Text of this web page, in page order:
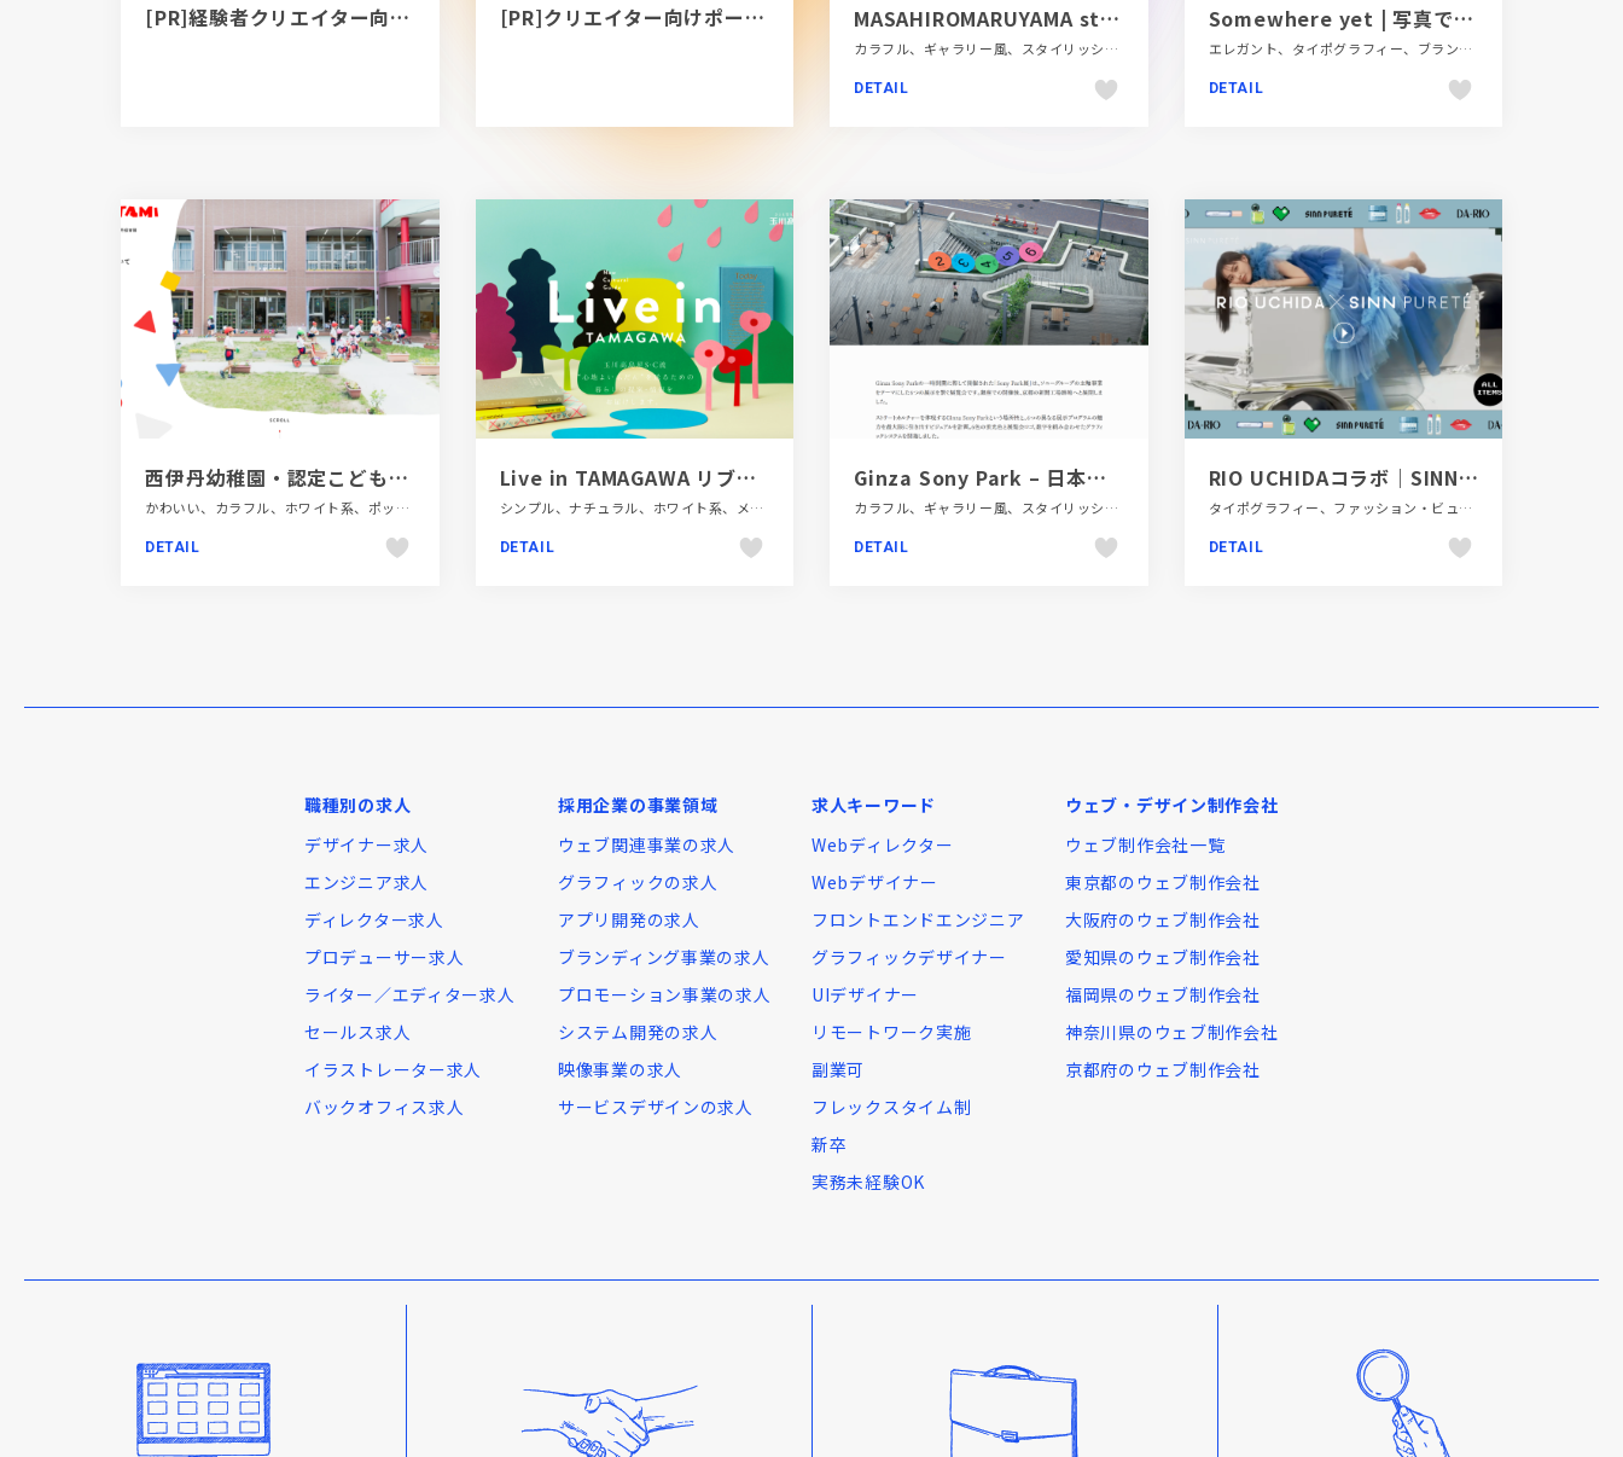
[PR]経験者クリエイター向け転職カウンセリング｜デザイナー / ディレクター / エンジニア [PR]クリエイター向けポートフォリオツール｜BRIK PORTFOLIO MASAHIROMARUYAMA step
カラフル、ギャラリー風、スタイリッシュ、ファッション・ビューティー、ブランド・サービスサイト、動画が流れる
DETAIL
Somewhere yet | 写真で旅するwebジャーナル
エレガント、タイポグラフィー、ブランド・サービスサイト、ホワイト系、大きめ写真、旅行・ホテル・観光
DETAIL
西伊丹幼稚園・認定こども園 西伊丹保育園 | 学校法人西伊丹学園 | 兵庫県伊丹市
かわいい、カラフル、ホワイト系、ポップ、モーション多め、大きめ写真、教育・学校、施設・店舗サイト
DETAIL
Live in TAMAGAWA リブインタマガワ
シンプル、ナチュラル、ホワイト系、メディアサイト、大きめ写真
DETAIL
Ginza Sony Park – 日本デザインセンター
カラフル、ギャラリー風、スタイリッシュ、商業施設・レジャー、大きめ写真、施設・店舗サイト
DETAIL
RIO UCHIDAコラボ｜SINN PURETE（シン ピュルテ） 公式オンラインストア
タイポグラフィー、ファッション・ビューティー、ブランド・サービスサイト、ブルー系、ポップ、大きめ写真
DETAIL
職種別の求人
デザイナー求人
エンジニア求人
ディレクター求人
プロデューサー求人
ライター／エディター求人
セールス求人
イラストレーター求人
バックオフィス求人
採用企業の事業領域
ウェブ関連事業の求人
グラフィックの求人
アプリ開発の求人
ブランディング事業の求人
プロモーション事業の求人
システム開発の求人
映像事業の求人
サービスデザインの求人
求人キーワード
Webディレクター
Webデザイナー
フロントエンドエンジニア
グラフィックデザイナー
UIデザイナー
リモートワーク実施
副業可
フレックスタイム制
新卒
実務未経験OK
ウェブ・デザイン制作会社
ウェブ制作会社一覧
東京都のウェブ制作会社
大阪府のウェブ制作会社
愛知県のウェブ制作会社
福岡県のウェブ制作会社
神奈川県のウェブ制作会社
京都府のウェブ制作会社